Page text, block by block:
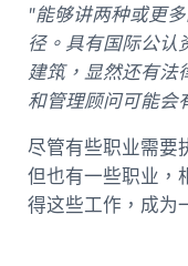
"能够讲两种或更
径。具有国际公认
建筑，显然还有法
和管理顾问可能会
尽管有些职业需要
但也有一些职业，
得这些工作，成为